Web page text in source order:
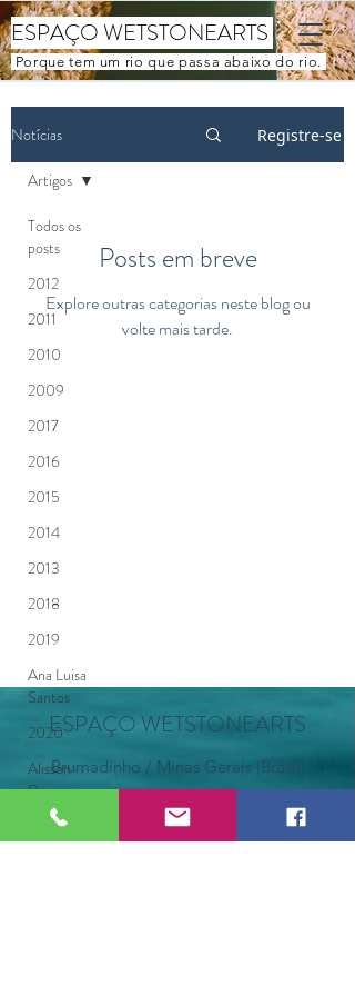
ESPAÇO WETSTONEARTS
Porque tem um rio que passa abaixo do rio.
Notícias Registre-se
Todos os
posts
2012
2011
2010
2009
2017
2016
2015
2014
2013
2018
2019
Ana Luisa
Santos
2020
Alisson
Damasceno
2021
Artigos
Posts em breve
Explore outras categorias neste blog ou
volte mais tarde.
ESPAÇO WETSTONEARTS
Brumadinho / Minas Gerais (Brasil)
©2021 por Espaço WetStoneArts.